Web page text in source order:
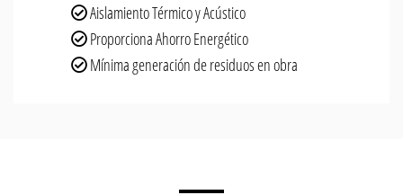
Aislamiento Térmico y Acústico
Proporciona Ahorro Energético
Mínima generación de residuos en obra